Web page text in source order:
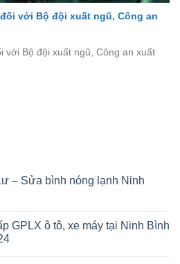
với Bộ đội xuất ngũ, Công an
với Bộ đội xuất ngũ, Công an xuất
– Sửa bình nóng lạnh Ninh
GPLX ô tô, xe máy tại Ninh Bình